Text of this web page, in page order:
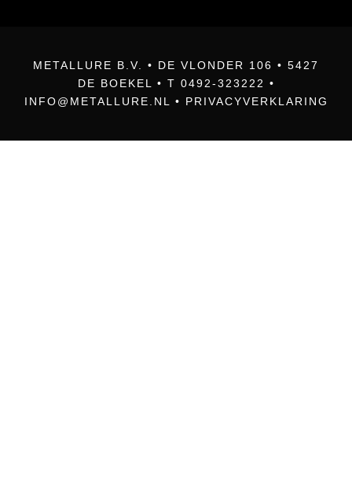
METALLURE B.V. • DE VLONDER 106 • 5427
DE BOEKEL • T 0492-323222 •
INFO@METALLURE.NL • PRIVACYVERKLARING